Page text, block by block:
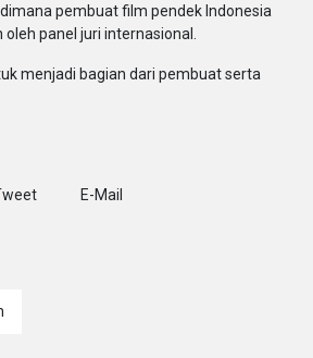
pembuat film pendek Indonesia
panel juri internasional.
menjadi bagian dari pembuat serta
Tweet E-Mail